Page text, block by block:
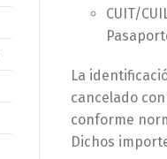
CUIT/
La
cancelado
conforme
Dichos